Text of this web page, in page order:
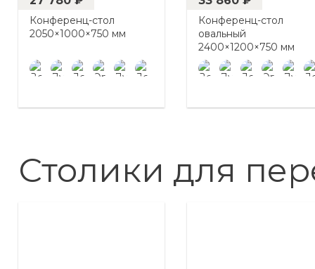
Конференц-стол
2050×1000×750 мм
Конференц-стол
овальный
2400×1200×750 мм
Столики для